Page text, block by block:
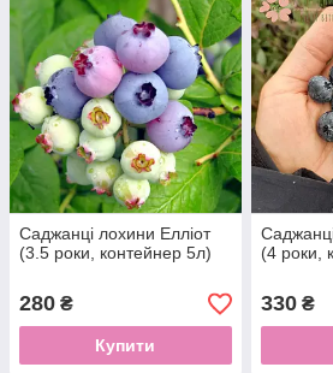
Саджанці лохини Елліот
(3.5 роки, контейнер 5л)
280 ₴
Купити
(4 роки,
330₴